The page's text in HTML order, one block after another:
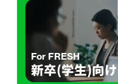
For FRESH
新卒(学生)向け